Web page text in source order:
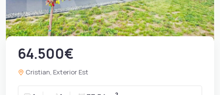
64.500€
Cristian, Exterior Est